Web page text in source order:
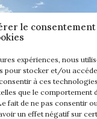
le consentement
expériences, nous
pour stocker et/ou
à ces
que le comportement
fait de ne pas consentir
un effet négatif sur
TOUS LES GOLFS